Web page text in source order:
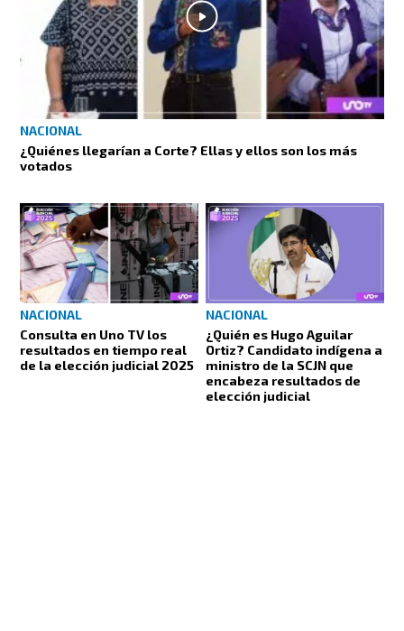
NACIONAL
¿Quiénes llegarían a Corte? Ellas y ellos son los más
votados
NACIONAL
Consulta en Uno TV los
resultados en tiempo real
de la elección judicial 2025
NACIONAL
¿Quién es Hugo Aguilar
Ortiz? Candidato indígena a
ministro de la SCJN que
encabeza resultados de
elección judicial